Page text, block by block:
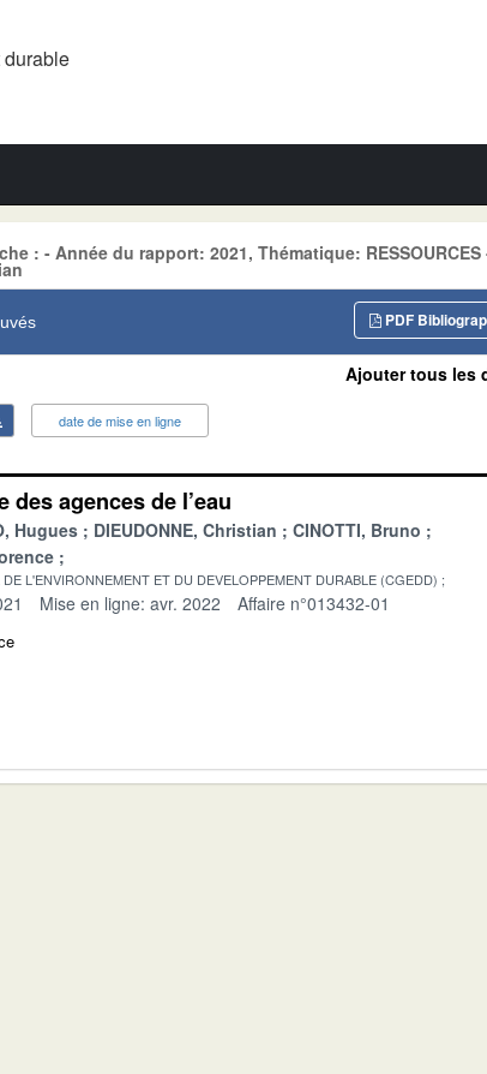
durable
: - Année du rapport: 2021, Thématique: RESSOURCES
PDF
date de mise en ligne
Ajouter tous les
des agences de l’eau
Hugues DIEUDONNE, Christian
CINOTTI, Bruno
L'ENVIRONNEMENT ET DU DEVELOPPEMENT DURABLE (CGEDD)
Mise en ligne: avr. 2022 Affaire n°013432-01